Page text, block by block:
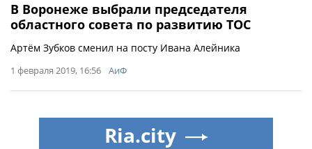
В Воронеже выбрали председателя
областного совета по развитию ТОС
Артём Зубков сменил на посту Ивана Алейника
1 февраля 2019, 16:56 АиФ
Ria.city